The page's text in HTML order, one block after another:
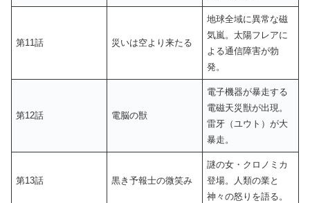
第11話 災いは空より来たる
地球全域に異常な磁
気嵐。太陽フレアに
よる通信障害が勃
発。
第12話 電脳の獣
電子機器が暴走する
電磁天災獣が出現。
雷牙（ユウト）が大
暴走。
第13話 黒き予報士の微笑み
謎の女・クロノミカ
登場。人類の業と
神々の怒りを語る。